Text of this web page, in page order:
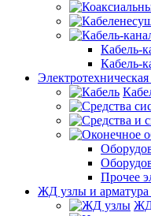
Кабель-
Кабель-
Прочее
ЖД узлы и арматура
ЖД